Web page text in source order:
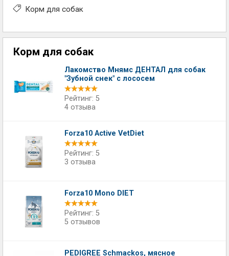
Корм для собак
Корм для собак
Лакомство Мнямс ДЕНТАЛ для собак
"Зубной снек" с лососем
Рейтинг: 5
4 отзыва
Forza10 Аctive VetDiet
Рейтинг: 5
3 отзыва
Forza10 Mono DIET
Рейтинг: 5
5 отзывов
PEDIGREE Schmackos, мясное